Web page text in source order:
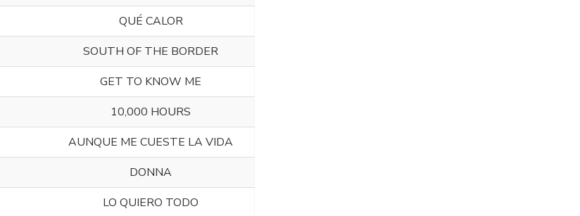
QUÉ CALOR
SOUTH OF THE BORDER
GET TO KNOW ME
10,000 HOURS
AUNQUE ME CUESTE LA VIDA
DONNA
LO QUIERO TODO